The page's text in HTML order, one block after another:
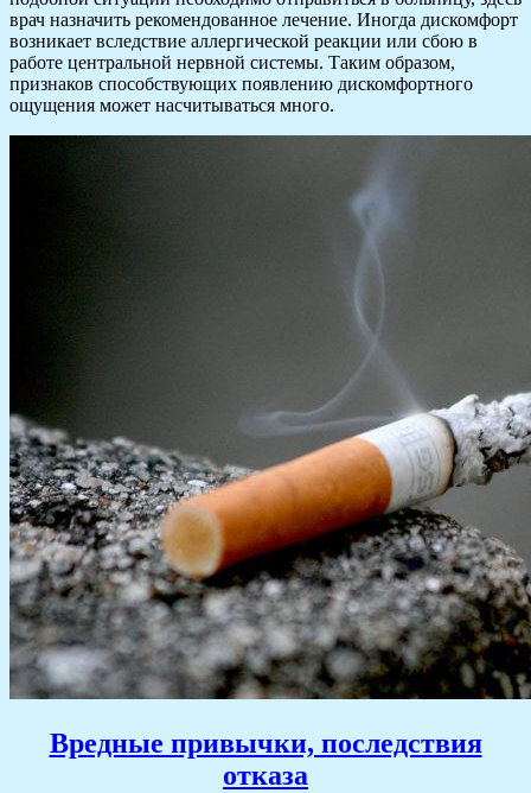
врач назначить рекомендованное лечение. Иногда дискомфорт
возникает вследствие аллергической реакции или сбою в
работе центральной нервной системы. Таким образом,
признаков способствующих появлению дискомфортного
ощущения может насчитываться много.
Вредные привычки, последствия
отказа